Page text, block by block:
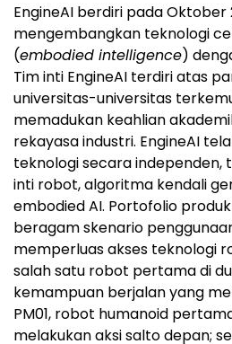
EngineAI berdiri pada Oktober
mengembangkan teknologi
(embodied intelligence)
Tim inti EngineAI terdiri atas
universitas-universitas
memadukan keahlian
rekayasa industri. EngineAI
teknologi secara independen,
inti robot, algoritma kendali
embodied AI. Portofolio
beragam skenario
memperluas akses teknologi
salah satu robot pertama di
kemampuan berjalan yang
PM01, robot humanoid
melakukan aksi salto depan;